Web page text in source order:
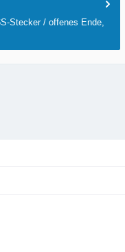
Stecker / offenes Ende,